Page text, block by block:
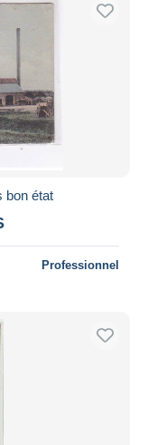
bon état
Professionnel